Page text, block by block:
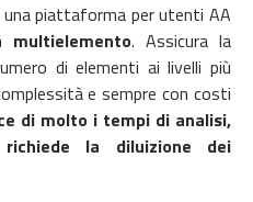
piattaforma per utenti AA
multielemento. Assicura la
di elementi ai livelli più
e sempre con costi
di molto i tempi di analisi,
la diluizione dei